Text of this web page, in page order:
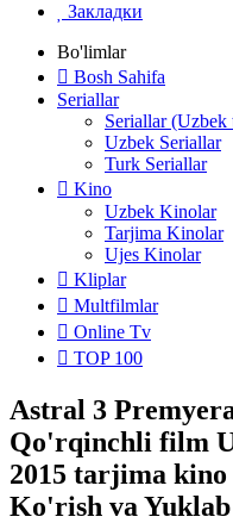
Закладки
Bo'limlar
Bosh Sahifa
Seriallar
Seriallar (Uzbek
Uzbek Seriallar
Turk Seriallar
Kino
Uzbek Kinolar
Tarjima Kinolar
Ujes Kinolar
Kliplar
Multfilmlar
Online Tv
TOP 100
Astral 3
Qo'rqinchli film
2015 tarjima
Ko'rish va